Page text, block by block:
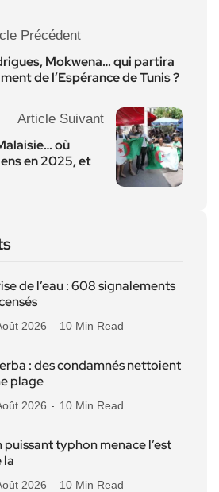
Précédent
Mokwena… qui partira
de l’Espérance de Tunis ?
Article Suivant
où
en 2025, et
de l’eau : 608 signalements
2026 10 Min Read
: des condamnés nettoient
plage
2026 10 Min Read
puissant typhon menace l’est
la
2026 10 Min Read